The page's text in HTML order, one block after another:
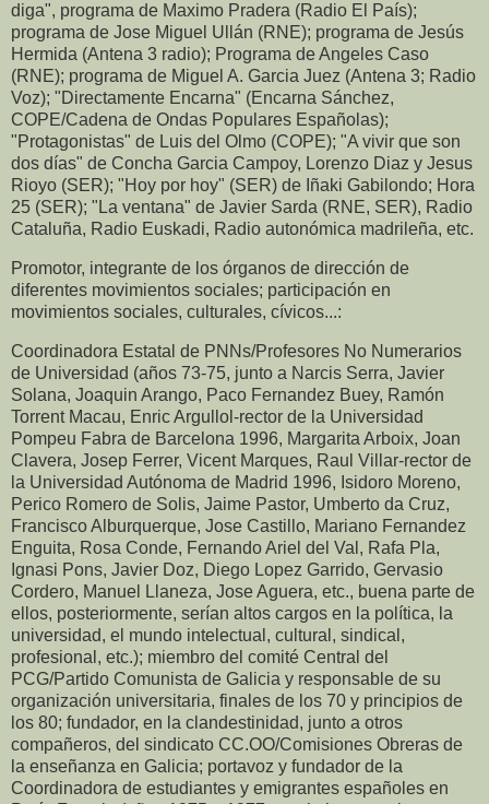
diga", programa de Maximo Pradera (Radio El País);
programa de Jose Miguel Ullán (RNE); programa de Jesús
Hermida (Antena 3 radio); Programa de Angeles Caso
(RNE); programa de Miguel A. Garcia Juez (Antena 3; Radio
Voz); "Directamente Encarna" (Encarna Sánchez,
COPE/Cadena de Ondas Populares Españolas);
"Protagonistas" de Luis del Olmo (COPE); "A vivir que son
dos días" de Concha Garcia Campoy, Lorenzo Diaz y Jesus
Rioyo (SER); "Hoy por hoy" (SER) de Iñaki Gabilondo; Hora
25 (SER); "La ventana" de Javier Sarda (RNE, SER), Radio
Cataluña, Radio Euskadi, Radio autonómica madrileña, etc.
Promotor, integrante de los órganos de dirección de
diferentes movimientos sociales; participación en
movimientos sociales, culturales, cívicos...:
Coordinadora Estatal de PNNs/Profesores No Numerarios de Universidad (años 73-75, junto a Narcis Serra, Javier Solana, Joaquin Arango, Paco Fernandez Buey, Ramón Torrent Macau, Enric Argullol-rector de la Universidad Pompeu Fabra de Barcelona 1996, Margarita Arboix, Joan Clavera, Josep Ferrer, Vicent Marques, Raul Villar-rector de la Universidad Autónoma de Madrid 1996, Isidoro Moreno, Perico Romero de Solis, Jaime Pastor, Umberto da Cruz, Francisco Alburquerque, Jose Castillo, Mariano Fernandez Enguita, Rosa Conde, Fernando Ariel del Val, Rafa Pla, Ignasi Pons, Javier Doz, Diego Lopez Garrido, Gervasio Cordero, Manuel Llaneza, Jose Aguera, etc., buena parte de ellos, posteriormente, serían altos cargos en la política, la universidad, el mundo intelectual, cultural, sindical, profesional, etc.); miembro del comité Central del PCG/Partido Comunista de Galicia y responsable de su organización universitaria, ­finales de los 70 y principios de los 80; fundador, en la clandestinidad, junto a otros compañeros, del sindicato CC.OO/Comisiones Obreras de la enseñanza en Galicia; portavoz y fundador de la Coordinadora de estudiantes y emigrantes españoles en París-Francia (años 1975 a 1977, movimiento por la apertura del Colegio de España en la Ciudad Universitaria Internacional de París-Francia, cerrada desde el mayo-68 francés; y en defensa de los derechos democráticos y la mejora de las condiciones de vida y trabajo de los estudiantes y emigrantes españoles en París); portavoz, en la Universidad de Santiago de Compostela, del movimiento universitario (años 1979 a 1981) de la "Coordinadora Abierta de los pisos y los servicios universitarios", también, llamado de los "Pisitos buenos, bonitos y baratitos"-"Movimiento universitario del insigne porco Juan Jacobo Paradox (Doctor Gloriosis Causa), del sapientisimo asno Zenón de Kotapos (Honoris Causa), del conejo "Prometeo enconexado" y de las insignes gallináceas que bulliciosamente interrumpieron en el paraninfo alborotando el galiñeiro claustral", que tuvo amplia repercusión en Galicia; fundador, junto a Su Serenísima el Príncipe Galin (Juan Manuel Mari Solera fue de los pocos españoles que participó en el Mayo 68 parisino, francés, junto a Arrabal, etc., y dentro de la corriente anarquista), de: CAGA (CAncio, GAlin) Corporation Production del Discurso Festivo y Revulsivo; el Club Les Bons Vivants; el Rescoldo libertario… Fundador del MAR (Movimiento Autogestionario Revulsivo, Radical y/o Radiante."Ven al MAR, luchar para cambiar, cambiar para gozar"); portavoz del Comité de defensa de la radio publica independiente y critica-defensa de Radio 3/RNE (años 80 en que fue machacada por el felipismo-guerrismo); fundador de CAMA (Coordinadora AntiMayorías Absolutistas); portavoz y fundador (año 1983) de la CNER/Coordinadora Nudista Ecológico Radical (movimiento social que tuvo amplia repercusión gallega, española e internacional); portavoz y fundador de CABRA (Coordinadora Antipolución Burocrática Revulsiva Aleatoria y Alegre. Movimiento por la recuperación y apertura, para la cultura critica y popular, del Palacio de Bendaña -"Por una Bendaña cultural y popular nunca burocrática y fiscal. La CABRA se echa al monte"-en la histórica plaza del Toral de Santiago de Compostela. CABRA llevó a cabo, entre otras, una exitosa acción, en la plaza del Obradoiro de Santiago de Compostela, tipo comando esclarecedor, frente a la comisión de ministros de Cultura de Europa presidida por Jorge Semprún, a los que se les entregó en mano un panfleto-informe a favor de una Bendaña lucida y poética, ­que incluía referencias a René Char "La lucidez es una herida tan profunda como el sol", nunca oscurantista y funcionarista); portavoz y fundador de la Comisión proCIS-Centro de Investigaciones Sociológicas, público, no manipulado, ni gubernamental, que llevó a cabo numerosas acciones especialmente en el Congreso estatal de Sociología que tuvo lugar en San Sebastián/País Vasco-España, en los 80; portavoz y fundador de la Coordinadora de defensa de la vivienda publica (caso Polígono Fontiñas de Santiago de Compostela) que consiguió, entre otras cosas, la calefacción central para dicho polígono de viviendas publicas y sociales; promotor del "Manifiesto universitario de los cien" (criticando la Universidad española y firmado por José Luis López Aranguren, Agustin Garcia Calvo, Jesús Ibáñez, Fernando Savater, Javier Muguerza, Javier Sádaba, Gabriel Albiac, etc.); promotor y portavoz del "Manifesto proXacobeo Galego, aberto e solidario sin politicarías, caciquismos nen desplifarros" (firmado durante la celebración del primer Xacobeo-Año Santo de 1993, por intelectuales, artistas, profesores, etc. gallegos contra el despilfarro de los fondos públicos centrales, autonómicos y locales en gastos superfluos, en cultura domesticadora, de escaparate, pin, de pingajo, colgajo...); portavoz de Comité internacional de solidaridad con las mujeres afganas y argelinas; promotor de acciones, manifiestos, etc. a favor de Cuba Libre, Democrática, con seguridad y garantías, dentro de lo que establece la Declaración Universal de Derechos Humanos, la Carta de Naciones Unidas, la vigente Constitución democrática española de Monarquía parlamentaria de 1978, etc.; a favor de la libertad, la democracia, la calidad humana de vida, con seguridad y garantías, el fortalecimiento de una relaciones pacíficas y de eficaz cooperación para todos los pueblos de la Tierra; promotor y portavoz de colectivo "Profesores co Depor"; accionista de la Sociedad Deportiva/SD Compostela (participación muy activa en las asambleas de accionistas defendiendo un fútbol de juego, competencia y cooperación limpios, no corruptor-corrupto, de juego, competencia y cooperación sucios, etc., por lo que fui amenazado por su presidente…); autoinculpado para apoyar a varios insumisos, autor de un informe pericial sociológico para defender a un insumiso gallego en el primer juicio que tuvo lugar, en Galicia, contra este, en los juzgados de Pontevedra; socio fundador de la asociación cultural Vega del Eo de Vegadeo y promotor de la constitución de Club de Remo de Vegadeo, para defender una cultura, deporte, etc. de juego, competencia y cooperación limpios, por el mejor desarrollo, etc.; creador del "Comité de apoyo al perro Terry, represaliado politicamente" (Un alcalde cacique, que fue denunciado para exigirle el apoyo a la educación publica de su pueblo, el apoyo con fondos de una fundación del pueblo que no estaban siendo utilizados para dicho fin previsto en sus estatutos; este alcalde cacique, como no tenia posibilidad de atacar al denunciante atacó al padre del denunciante que era mayor, metiéndole, al perro Terry de su propiedad, en Vegadeo-Asturias, multas por importe de 50.000 pts., que no pagó y que le vinieron por la vía de embargo judicial. Por lo que creé el "Comité de apoyo al perro Terry, represaliado políticamente", que se dirigió a numerosas autoridades españolas e internacionales, que tuvo amplio eco en la prensa y medios españoles e internacionales y que dio lugar a la retirada de las multas. No obstante, el perro, al ver a su amo tan apenado, murió de tristeza en el fragor de la batalla político-mediática-jurídica contra el alcalde cacique y prepotente); Fundador junto al Príncipe Galín de "La Coordinadora Vermella antimonopolista polo mar e a suas orellas" (el empresario rapsoda de erizos, Su Serenísima El Príncipe Galín -que, si cuadra, brilló a tanta a altura en el programa televisivo "El Perro Verde" del amigo Jesús Quintero "El Loco de la Colina", a tanta altura como el llorado e irrepetible Beni de Cadiz, que ya es brillar-, fue apoyado por esta Coordinadora en su acción radicalmente descontructiva en la Plaza del Obradoiro de Santiago de Compostela, donde estuvo quince días leyendo La Ilíada de Homero, como protesta ante la Xunta de Galicia que le impedía comercializar la sabrosona "Orella de mar". Fue apoyado en un acto festivo-poético-combativo-gastronómico, consistente en realizar una degustación de la oreja-orella de mar, abierta al publico en general, en dicha plaza, que fue acompañada por la gaita laberíntica galaico-andalusi y un vino blanco geométrico de Emilio Rojo de Leiro-Orense. A la Coordinadora Vermella se unieron: El Club Les Bons Vivants; El Grupo Amichi de la Opera; El Rescoldo Libertario; El Instituto Paradoxológico de Fundamentación Docente; La Anti-Universidad del vino y las rosas, el canto, el debate/combate...; Los Amigos de las tazas, en vías de desaparición; Fundación La Parrocheira; La Plataforma Antidigital y antimonopolista pro-orella de Mar; Hermandad de Zenón de Kotapos y Juan Jacobo Paradox; La sección agroalimentaria "Orellas for you, Orellas for all, Orellas para el Japón…" (en Japón, Su Serenísima tuvo un clientela estupenda para la orelliña...) y El Comando Carrancholas vinculado a la Internacional Pastelera ("¡¡Entartons, entartons a les politiques, nomenklaturistes, intellectuels...viejos y nuevos cultos ostentoreos, ort